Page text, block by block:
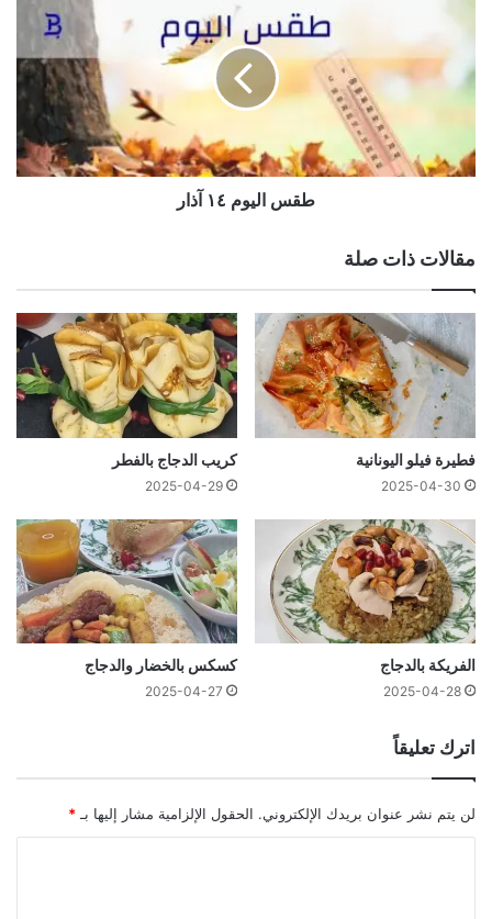
طقس اليوم ١٤ آذار
مقالات ذات صلة
فطيرة فيلو اليونانية
2025-04-30
كريب الدجاج بالفطر
2025-04-29
الفريكة بالدجاج
2025-04-28
كسكس بالخضار والدجاج
2025-04-27
اترك تعليقاً
لن يتم نشر عنوان بريدك الإلكتروني. الحقول الإلزامية مشار إليها بـ *